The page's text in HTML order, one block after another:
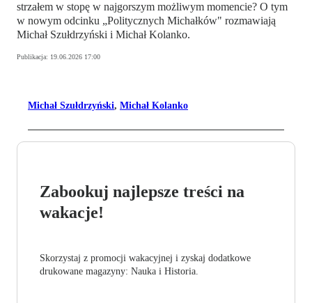
strzałem w stopę w najgorszym możliwym momencie? O tym
w nowym odcinku „Politycznych Michałków" rozmawiają
Michał Szułdrzyński i Michał Kolanko.
Publikacja: 19.06.2026 17:00
Michał Szułdrzyński, Michał Kolanko
Zabookuj najlepsze treści na
wakacje!
Skorzystaj z promocji wakacyjnej i zyskaj dodatkowe
drukowane magazyny: Nauka i Historia.